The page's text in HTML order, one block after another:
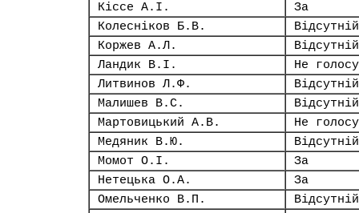
Кіссе А.І.
За
Колесніков Б.В.
Відсутній
Коржев А.Л.
Відсутній
Ландик В.І.
Не
Литвинов Л.Ф.
Відсутній
Малишев В.С.
Відсутній
Мартовицький А.В.
Не
Медяник В.Ю.
Відсутній
Момот О.І.
За
Нетецька О.А.
За
Омельченко В.П.
Відсутній